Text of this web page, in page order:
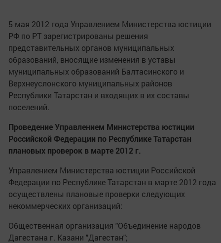
5 мая 2012 года Управлением Министерства юстиции
РФ по РТ зарегистрированы решения
представительных органов муниципальных
образований, вносящие изменения в уставы
муниципальных образований Балтасинского и
Верхнеуслонского муниципальных районов
Республики Татарстан и входящих в их составы
поселений.
Проведение Управлением Министерства юстиции
Российской Федерации по Республике Татарстан
плановых проверок в марте 2012 г.
Управлением Министерства юстиции Российской
Федерации по Республике Татарстан в марте 2012 года
осуществлены плановые проверки следующих
некоммерческих организаций:
Общественная организация "Объединение народов
Дагестана г. Казани "Дагестан";